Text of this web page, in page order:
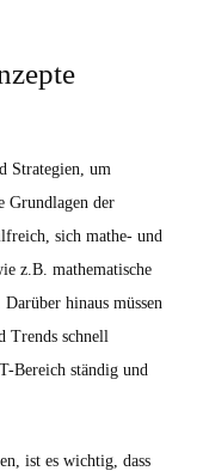
Strategien, um
Grundlagen der
sich mathe- und
z.B. mathematische
hinaus müssen
Trends schnell
Bereich ständig und
ist es wichtig, dass